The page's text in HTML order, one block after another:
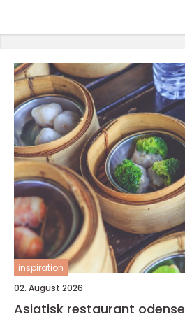
inspiration
02. August 2026
Asiatisk restaurant odense guide til buffet,